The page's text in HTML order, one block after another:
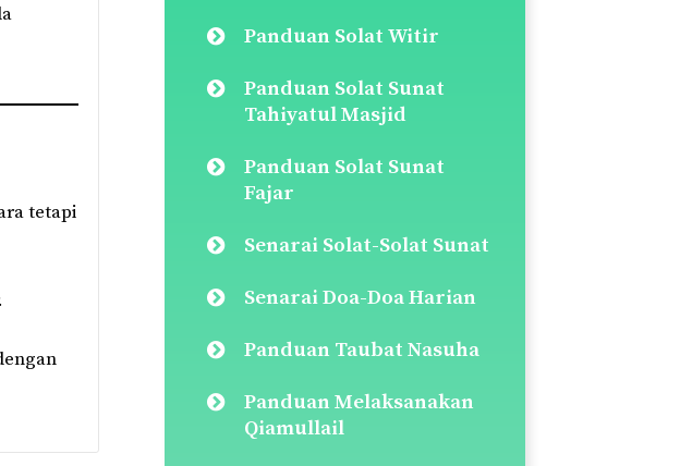
tetapi
Panduan Solat Witir
Panduan Solat Sunat
Tahiyatul Masjid
Panduan Solat Sunat
Fajar
Senarai Solat-Solat Sunat
Senarai Doa-Doa Harian
Panduan Taubat Nasuha
Panduan Melaksanakan
Qiamullail